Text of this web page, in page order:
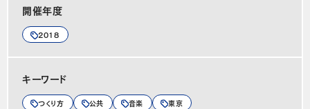
開催年度
2018
キーワード
つくり方 公共 音楽 東京